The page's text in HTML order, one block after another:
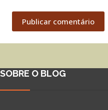
Publicar comentário
SOBRE O BLOG